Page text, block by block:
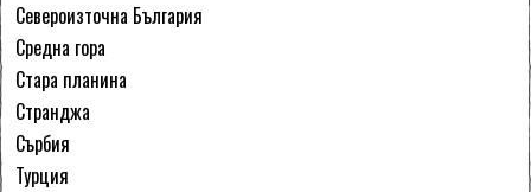
Североизточна България
Средна гора
Стара планина
Странджа
Сърбия
Турция